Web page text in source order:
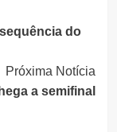
do
Próxima Notícia
a semifinal